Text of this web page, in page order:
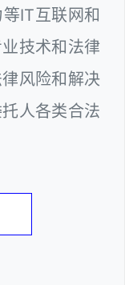
IT互联网和
技术和法律
风险和解决
人各类合法